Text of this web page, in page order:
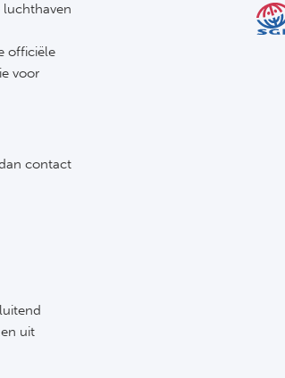
luchthaven
officiële
voor
contact
uit